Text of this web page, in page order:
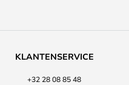
KLANTENSERVICE
+32 28 08 85 48